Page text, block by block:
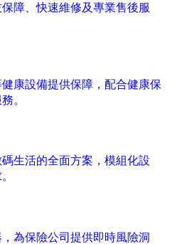
障、快速維修及專業售後服
康設備提供保障，配合健康保
。
生活的全面方案，模組化設
為保險公司提供即時風險洞